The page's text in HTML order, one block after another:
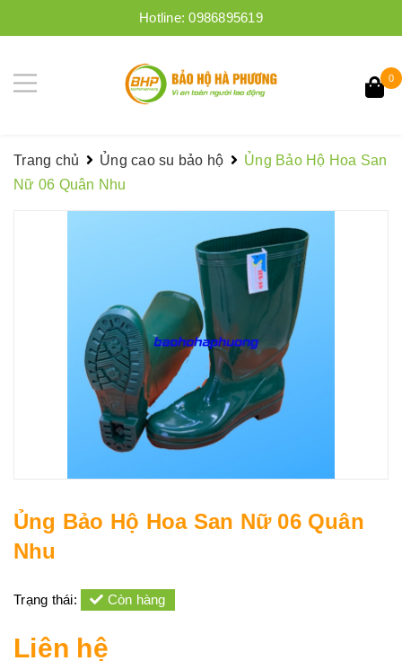
Hotline:0986895619
0
Trang chủ Ủng cao su bảo hộ
Ủng Bảo Hộ Hoa San
Nữ 06 Quân Nhu
Ủng Bảo Hộ Hoa San Nữ 06 Quân
Nhu
Trạng thái: Còn hàng
Liên hệ